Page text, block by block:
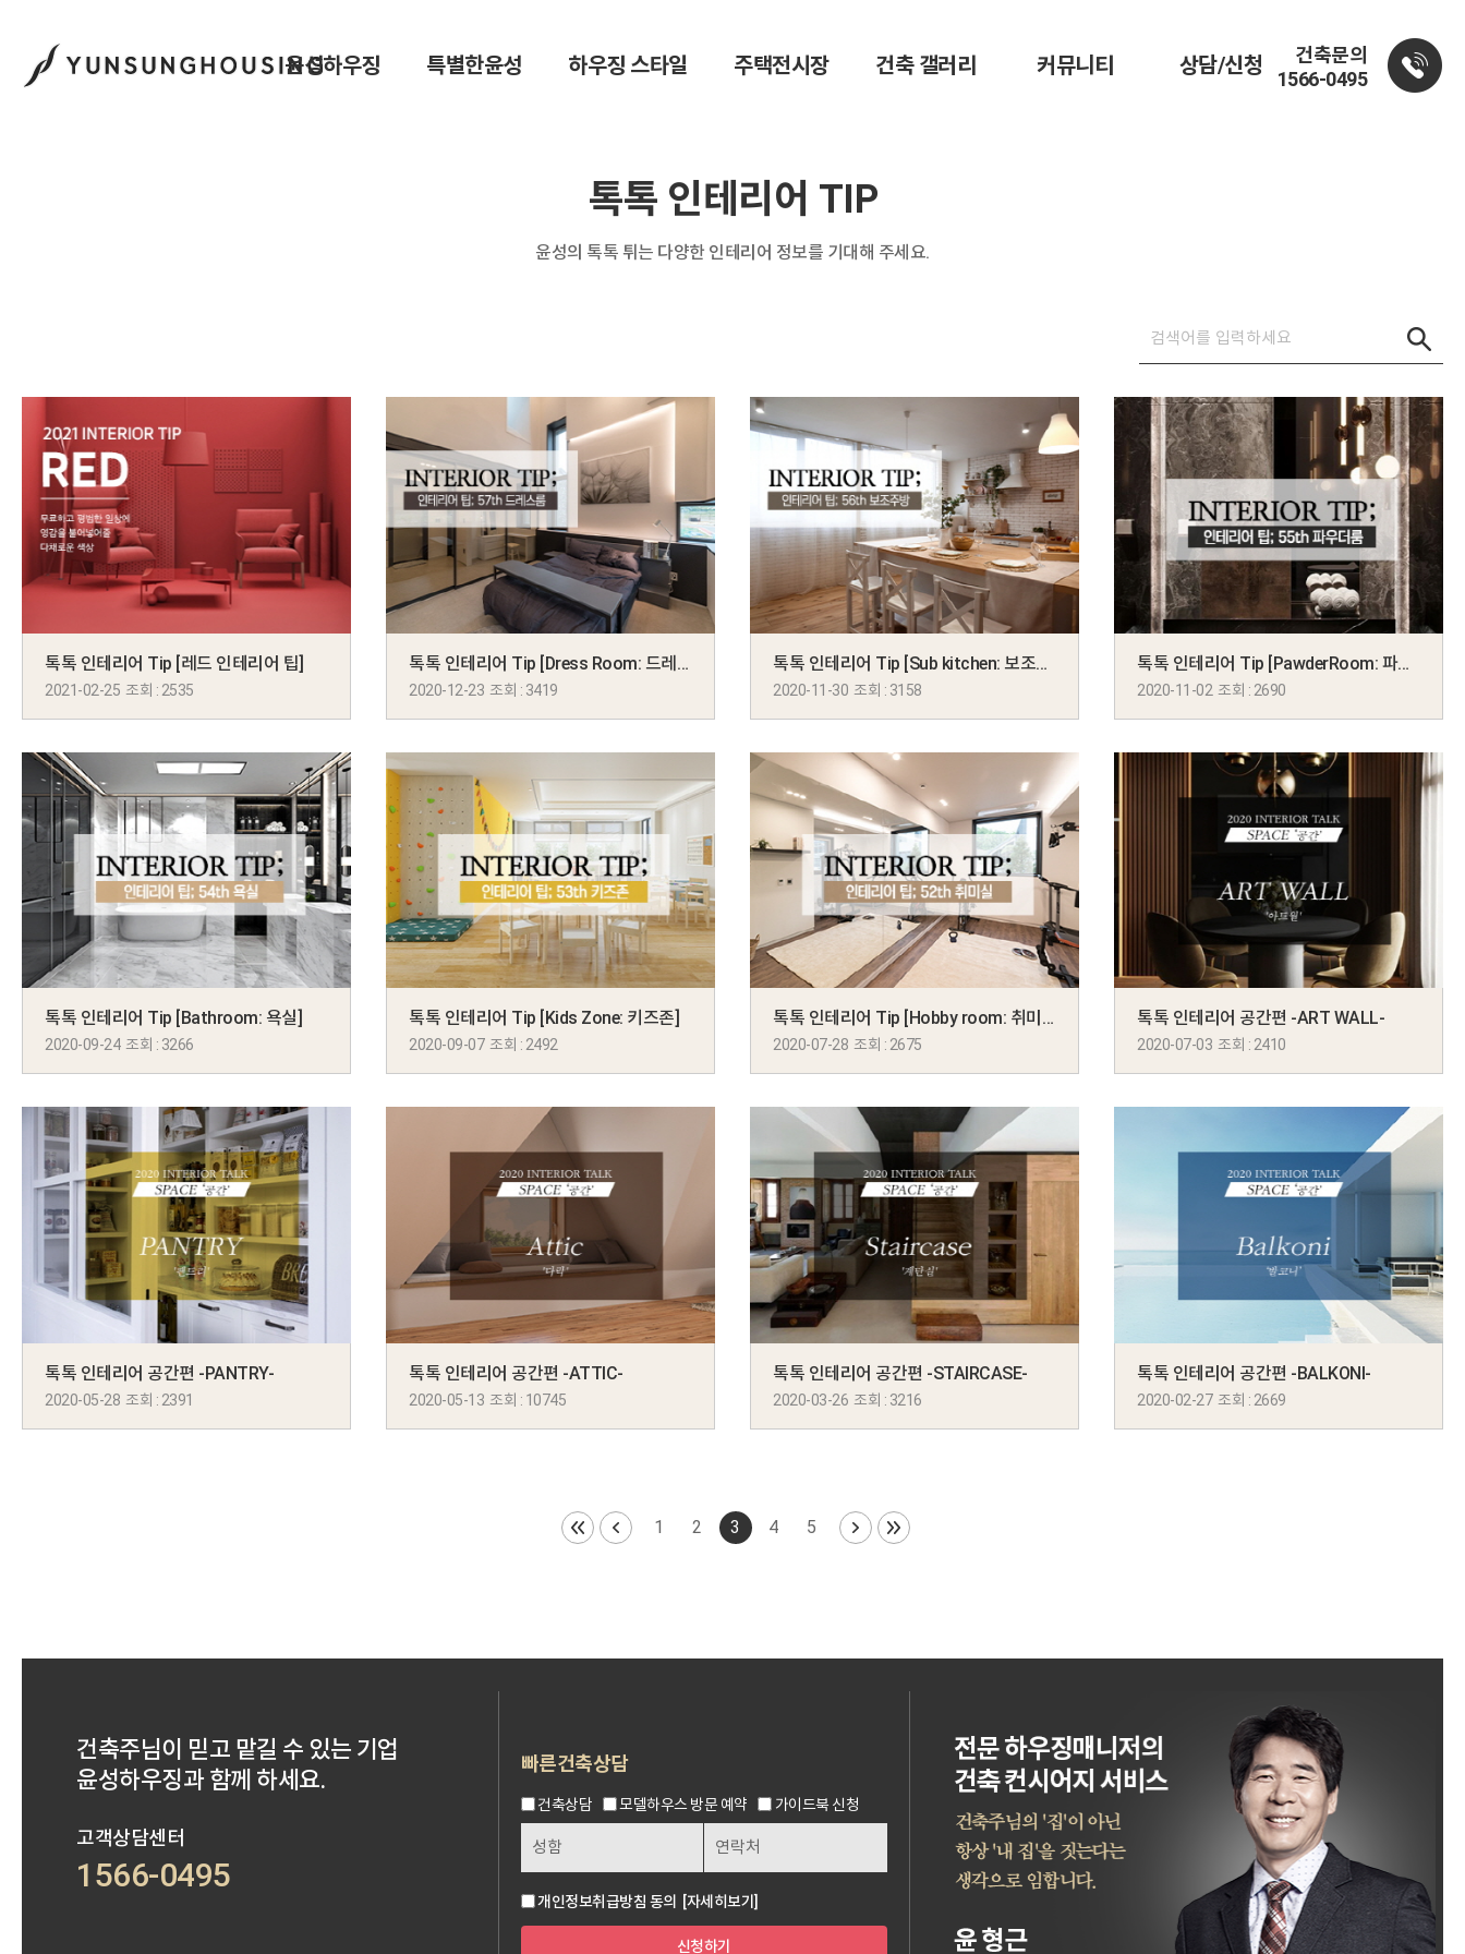
윤성하우징 특별한윤성 하우징 스타일 주택전시장 건축 갤러리 커뮤니티 상담/신청
건축문의
1566-0495
톡톡 인테리어 TIP
윤성의 톡톡 튀는 다양한 인테리어 정보를 기대해 주세요.
톡톡 인테리어 Tip [레드 인테리어 팁]
2021-02-25 조회 : 2535
톡톡 인테리어 Tip [Dress Room: 드레스룸]
2020-12-23 조회 : 3419
톡톡 인테리어 Tip [Sub kitchen: 보조주방]
2020-11-30 조회 : 3158
톡톡 인테리어 Tip [PawderRoom: 파우더룸]
2020-11-02 조회 : 2690
톡톡 인테리어 Tip [Bathroom: 욕실]
2020-09-24 조회 : 3266
톡톡 인테리어 Tip [Kids Zone: 키즈존]
2020-09-07 조회 : 2492
톡톡 인테리어 Tip [Hobby room: 취미실]
2020-07-28 조회 : 2675
톡톡 인테리어 공간편 -ART WALL-
2020-07-03 조회 : 2410
톡톡 인테리어 공간편 -PANTRY-
2020-05-28 조회 : 2391
톡톡 인테리어 공간편 -ATTIC-
2020-05-13 조회 : 10745
톡톡 인테리어 공간편 -STAIRCASE-
2020-03-26 조회 : 3216
톡톡 인테리어 공간편 -BALKONI-
2020-02-27 조회 : 2669
1 2 3 4 5
건축주님이 믿고 맡길 수 있는 기업
윤성하우징과 함께 하세요.
고객상담센터
1566-0495
빠른건축상담
건축상담 모델하우스 방문 예약 가이드북 신청
개인정보취급방침 동의 [자세히보기]
신청하기